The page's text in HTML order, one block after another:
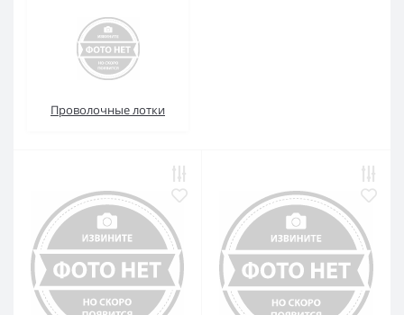
Проволочные лотки